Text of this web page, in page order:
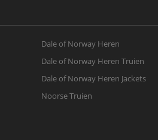
Dale of Norway Heren
Dale of Norway Heren Truien
Dale of Norway Heren Jackets
Noorse Truien